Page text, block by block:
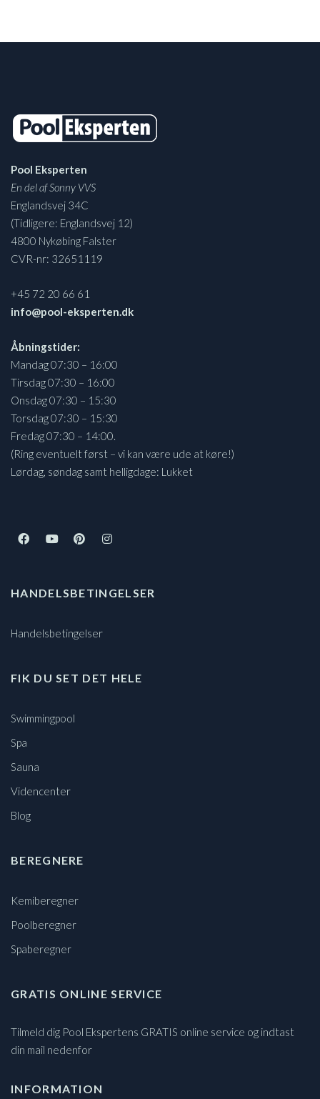
Pool Eksperten
En del af Sonny VVS
Englandsvej 34C
(Tidligere: Englandsvej 12)
4800 Nykøbing Falster
CVR-nr: 32651119
+45 72 20 66 61
info@pool-eksperten.dk
Åbningstider:
Mandag 07:30 – 16:00
Tirsdag 07:30 – 16:00
Onsdag 07:30 – 15:30
Torsdag 07:30 – 15:30
Fredag 07:30 – 14:00.
(Ring eventuelt først – vi kan være ude at køre!)
Lørdag, søndag samt helligdage: Lukket
HANDELSBETINGELSER
Handelsbetingelser
FIK DU SET DET HELE
Swimmingpool
Spa
Sauna
Videncenter
Blog
BEREGNERE
Kemiberegner
Poolberegner
Spaberegner
GRATIS ONLINE SERVICE
Tilmeld dig Pool Ekspertens GRATIS online service og indtast
din mail nedenfor
INFORMATION